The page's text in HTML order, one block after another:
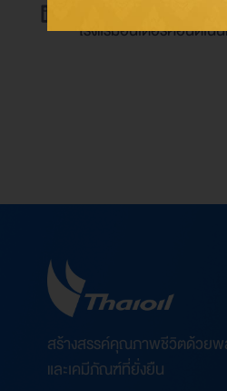
โรงแรมอินเตอร์คอนติเ
สร้างสรรค์คุณภาพชีวิตด้วยพ
และเคมีภัณฑ์ที่ยั่งยืน